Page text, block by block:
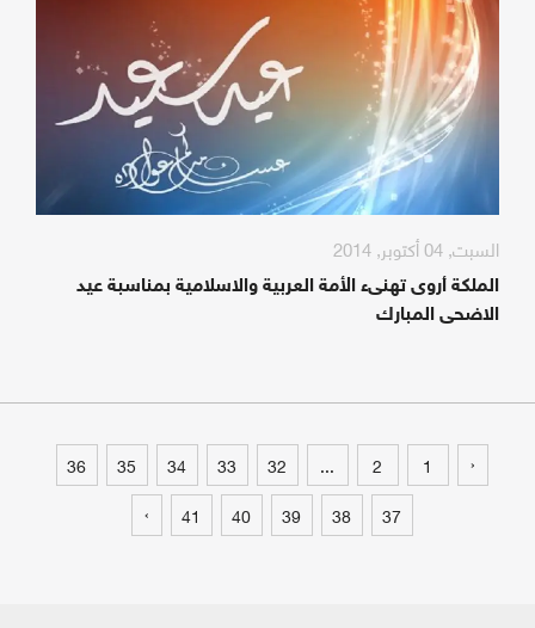
السبت, 04 أكتوبر, 2014
الملكة أروى تهنىء الأمة العربية والاسلامية بمناسبة عيد
الاضحى المبارك
‹
1
2
...
32
33
34
35
36
37
38
39
40
41
›